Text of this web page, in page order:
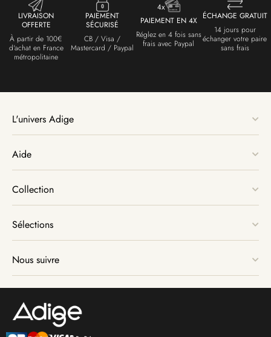
LIVRAISON
OFFERTE
À partir de 100€
d'achat en France
métropolitaine
PAIEMENT
SÉCURISÉ
CB / Visa /
Mastercard / Paypal
PAIEMENT EN 4X
Réglez en 4 fois sans
frais avec Paypal
ÉCHANGE GRATUIT
14 jours pour
échanger votre paire
sans frais
L'univers Adige
Aide
Collection
Sélections
Nous suivre